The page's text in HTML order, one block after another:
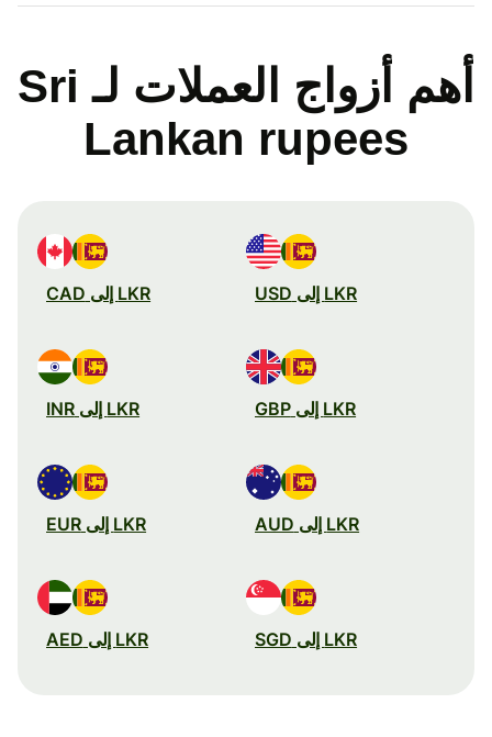
أهم أزواج العملات لـ Sri
Lankan rupees
LKR إلى USD LKR إلى CAD
LKR إلى GBP LKR إلى INR
LKR إلى AUD LKR إلى EUR
LKR إلى SGD LKR إلى AED